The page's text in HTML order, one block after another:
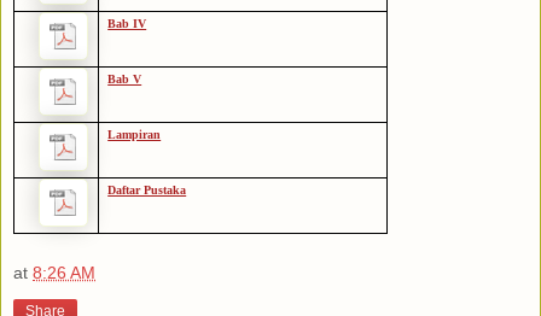
Bab IV
Bab V
Lampiran
Daftar Pustaka
at 8:26 AM
Share